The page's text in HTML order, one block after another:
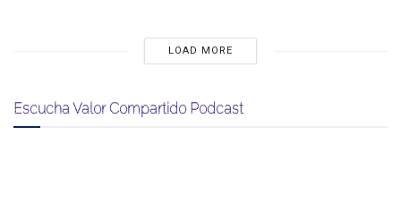
LOAD MORE
Escucha Valor Compartido Podcast